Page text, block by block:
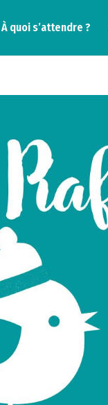
À quoi s’attendre ?